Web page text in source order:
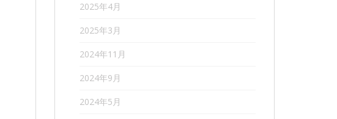
2025年4月
2025年3月
2024年11月
2024年9月
2024年5月